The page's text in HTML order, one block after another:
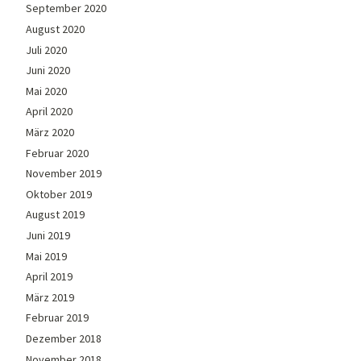
September 2020
August 2020
Juli 2020
Juni 2020
Mai 2020
April 2020
März 2020
Februar 2020
November 2019
Oktober 2019
August 2019
Juni 2019
Mai 2019
April 2019
März 2019
Februar 2019
Dezember 2018